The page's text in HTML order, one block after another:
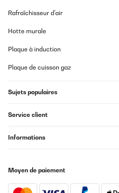
Rafraîchisseur d'air
Hotte murale
Plaque à induction
Plaque de cuisson gaz
Sujets populaires
Service client
Informations
Moyen de paiement